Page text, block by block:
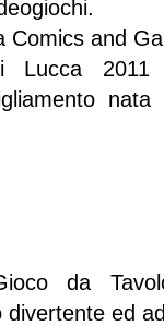
Comics and
Lucca
da
ed